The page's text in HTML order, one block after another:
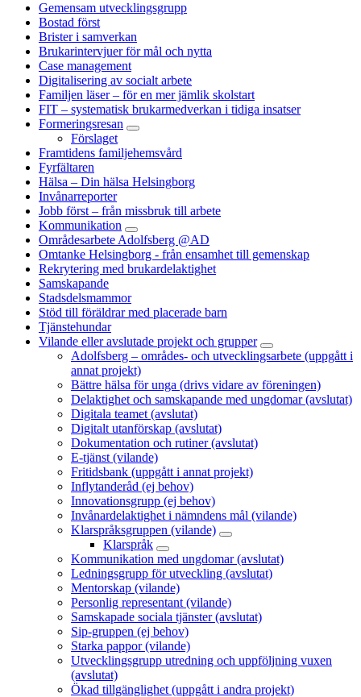
Gemensam utvecklingsgrupp
Bostad först
Brister i samverkan
Brukarintervjuer för mål och nytta
Case management
Digitalisering av socialt arbete
Familjen läser – för en mer jämlik skolstart
FIT – systematisk brukarmedverkan i tidiga insatser
Formeringsresan
Förslaget
Framtidens familjehemsvård
Fyrfältaren
Hälsa – Din hälsa Helsingborg
Invånarreporter
Jobb först – från missbruk till arbete
Kommunikation
Områdesarbete Adolfsberg @AD
Omtanke Helsingborg - från ensamhet till gemenskap
Rekrytering med brukardelaktighet
Samskapande
Stadsdelsmammor
Stöd till föräldrar med placerade barn
Tjänstehundar
Vilande eller avslutade projekt och grupper
Adolfsberg – områdes- och utvecklingsarbete (uppgått i
annat projekt)
Bättre hälsa för unga (drivs vidare av föreningen)
Delaktighet och samskapande med ungdomar (avslutat)
Digitala teamet (avslutat)
Digitalt utanförskap (avslutat)
Dokumentation och rutiner (avslutat)
E-tjänst (vilande)
Fritidsbank (uppgått i annat projekt)
Inflytanderåd (ej behov)
Innovationsgrupp (ej behov)
Invånardelaktighet i nämndens mål (vilande)
Klarspråksgruppen (vilande)
Klarspråk
Kommunikation med ungdomar (avslutat)
Ledningsgrupp för utveckling (avslutat)
Mentorskap (vilande)
Personlig representant (vilande)
Samskapade sociala tjänster (avslutat)
Sip-gruppen (ej behov)
Starka pappor (vilande)
Utvecklingsgrupp utredning och uppföljning vuxen
(avslutat)
Ökad tillgänglighet (uppgått i andra projekt)